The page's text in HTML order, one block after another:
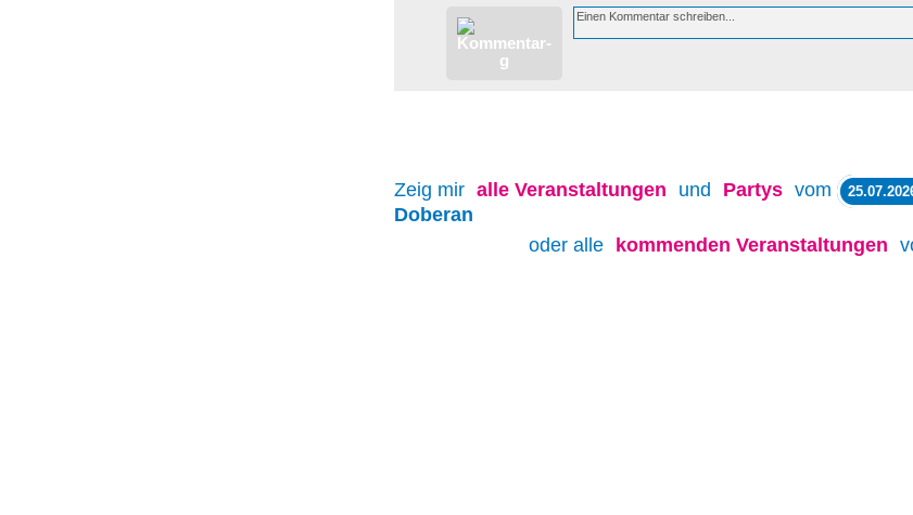
Zeig mir alle Veranstaltungen und Partys vom
Doberan
oder alle
kommenden Veranstaltungen